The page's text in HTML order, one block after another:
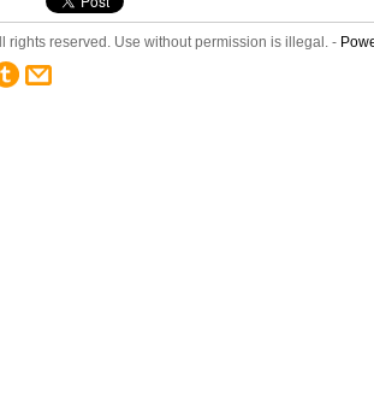
rights reserved. Use without permission is illegal. -